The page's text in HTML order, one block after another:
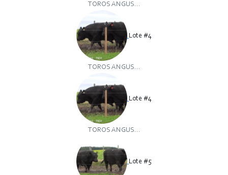
TOROS ANGUS...
Lote #4
TOROS ANGUS...
Lote #4
TOROS ANGUS...
Lote #5